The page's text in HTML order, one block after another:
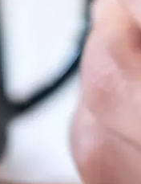
会社概要
使用塗料について